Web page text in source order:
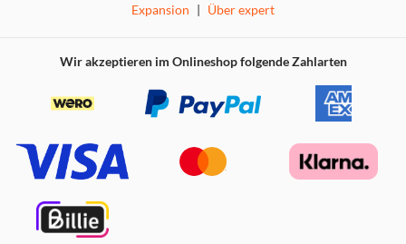
Expansion | Über expert
Wir akzeptieren im Onlineshop folgende Zahlarten